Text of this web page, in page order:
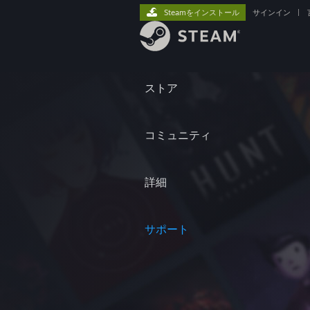
ストア
コミュニティ
詳細
サポート
Steamをインストール サインイン